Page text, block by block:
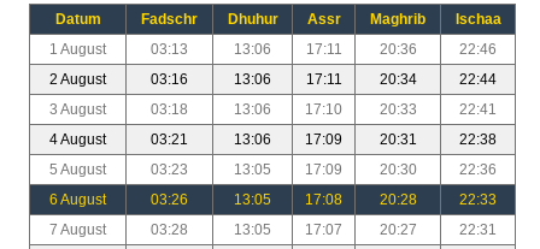
Datum Fadschr Dhuhur Assr Maghrib
Ischaa
1 August
03:13 13:06 17:11 20:36
22:46
2 August
03:16 13:06 17:11 20:34
22:44
3 August
03:18 13:06 17:10 20:33
22:41
4 August
03:21 13:06 17:09 20:31
22:38
5 August
03:23 13:05 17:09 20:30
22:36
6 August
03:26 13:05 17:08 20:28
22:33
7 August
03:28 13:05 17:07 20:27
22:31